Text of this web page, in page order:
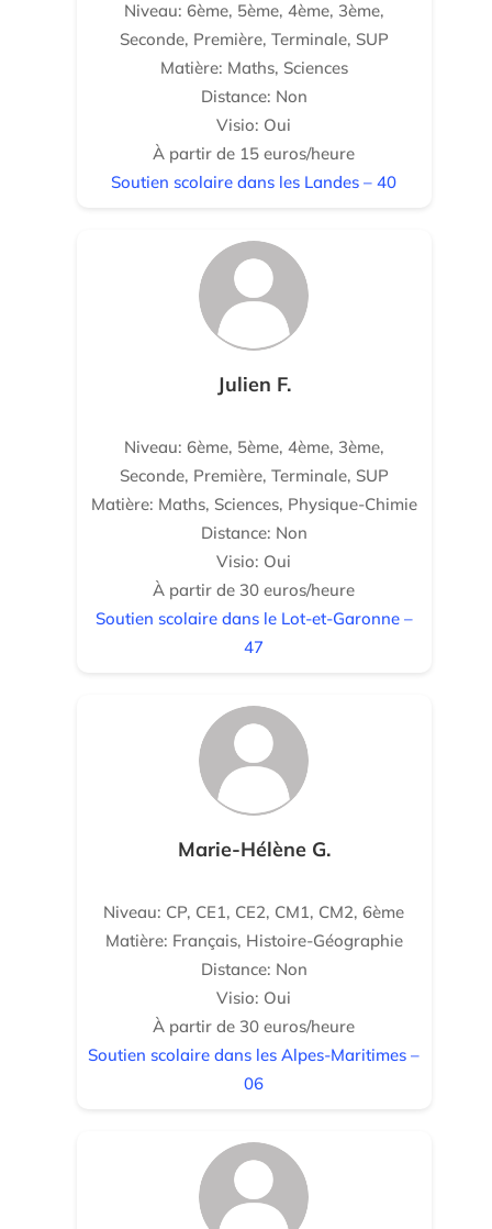
Niveau: 6ème, 5ème, 4ème, 3ème,
Seconde, Première, Terminale, SUP
Matière: Maths, Sciences
Distance: Non
Visio: Oui
À partir de 15 euros/heure
Soutien scolaire dans les Landes – 40
Julien F.
Niveau: 6ème, 5ème, 4ème, 3ème,
Seconde, Première, Terminale, SUP
Matière: Maths, Sciences, Physique-Chimie
Distance: Non
Visio: Oui
À partir de 30 euros/heure
Soutien scolaire dans le Lot-et-Garonne –
47
Marie-Hélène G.
Niveau: CP, CE1, CE2, CM1, CM2, 6ème
Matière: Français, Histoire-Géographie
Distance: Non
Visio: Oui
À partir de 30 euros/heure
Soutien scolaire dans les Alpes-Maritimes –
06